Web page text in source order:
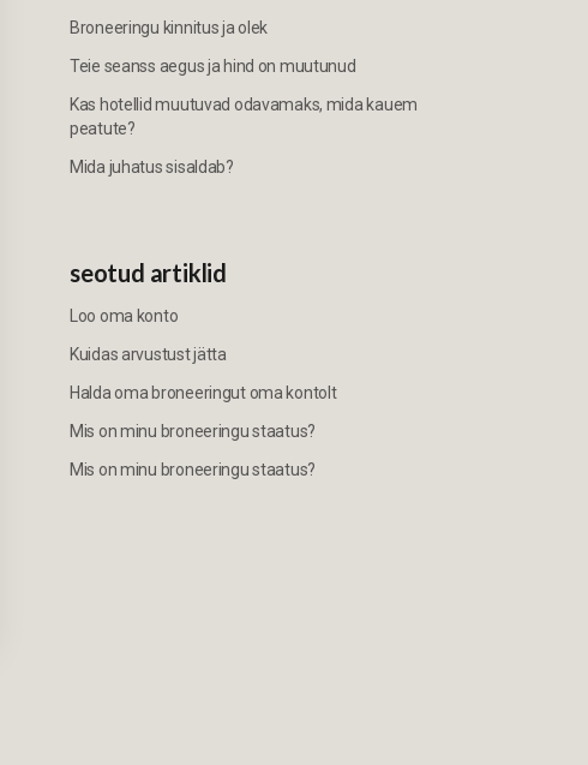
Broneeringu kinnitus ja olek
Teie seanss aegus ja hind on muutunud
Kas hotellid muutuvad odavamaks, mida kauem
peatute?
Mida juhatus sisaldab?
seotud artiklid
Loo oma konto
Kuidas arvustust jätta
Halda oma broneeringut oma kontolt
Mis on minu broneeringu staatus?
Mis on minu broneeringu staatus?